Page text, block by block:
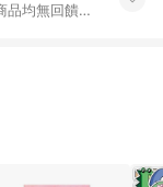
] -內接硬
之商品：商
/紅利折抵/折